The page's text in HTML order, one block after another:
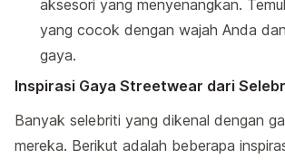
aksesori yang menyenangkan.
yang cocok dengan wajah Anda
gaya.
Inspirasi Gaya Streetwear dari
Banyak selebriti yang dikenal dengan
mereka. Berikut adalah beberapa